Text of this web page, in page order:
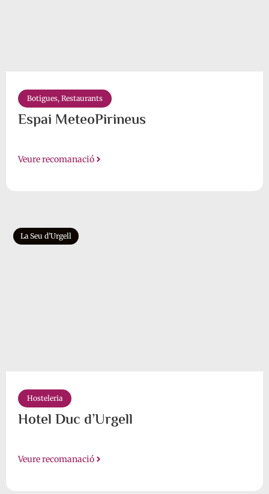
Botigues, Restaurants
Espai MeteoPirineus
Veure recomanació
La Seu d’Urgell
Hosteleria
Hotel Duc d’Urgell
Veure recomanació